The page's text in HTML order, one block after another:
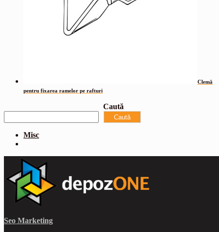
Clemă
pentru fixarea ramelor pe rafturi
Caută
Caută
Misc
Seo Marketing